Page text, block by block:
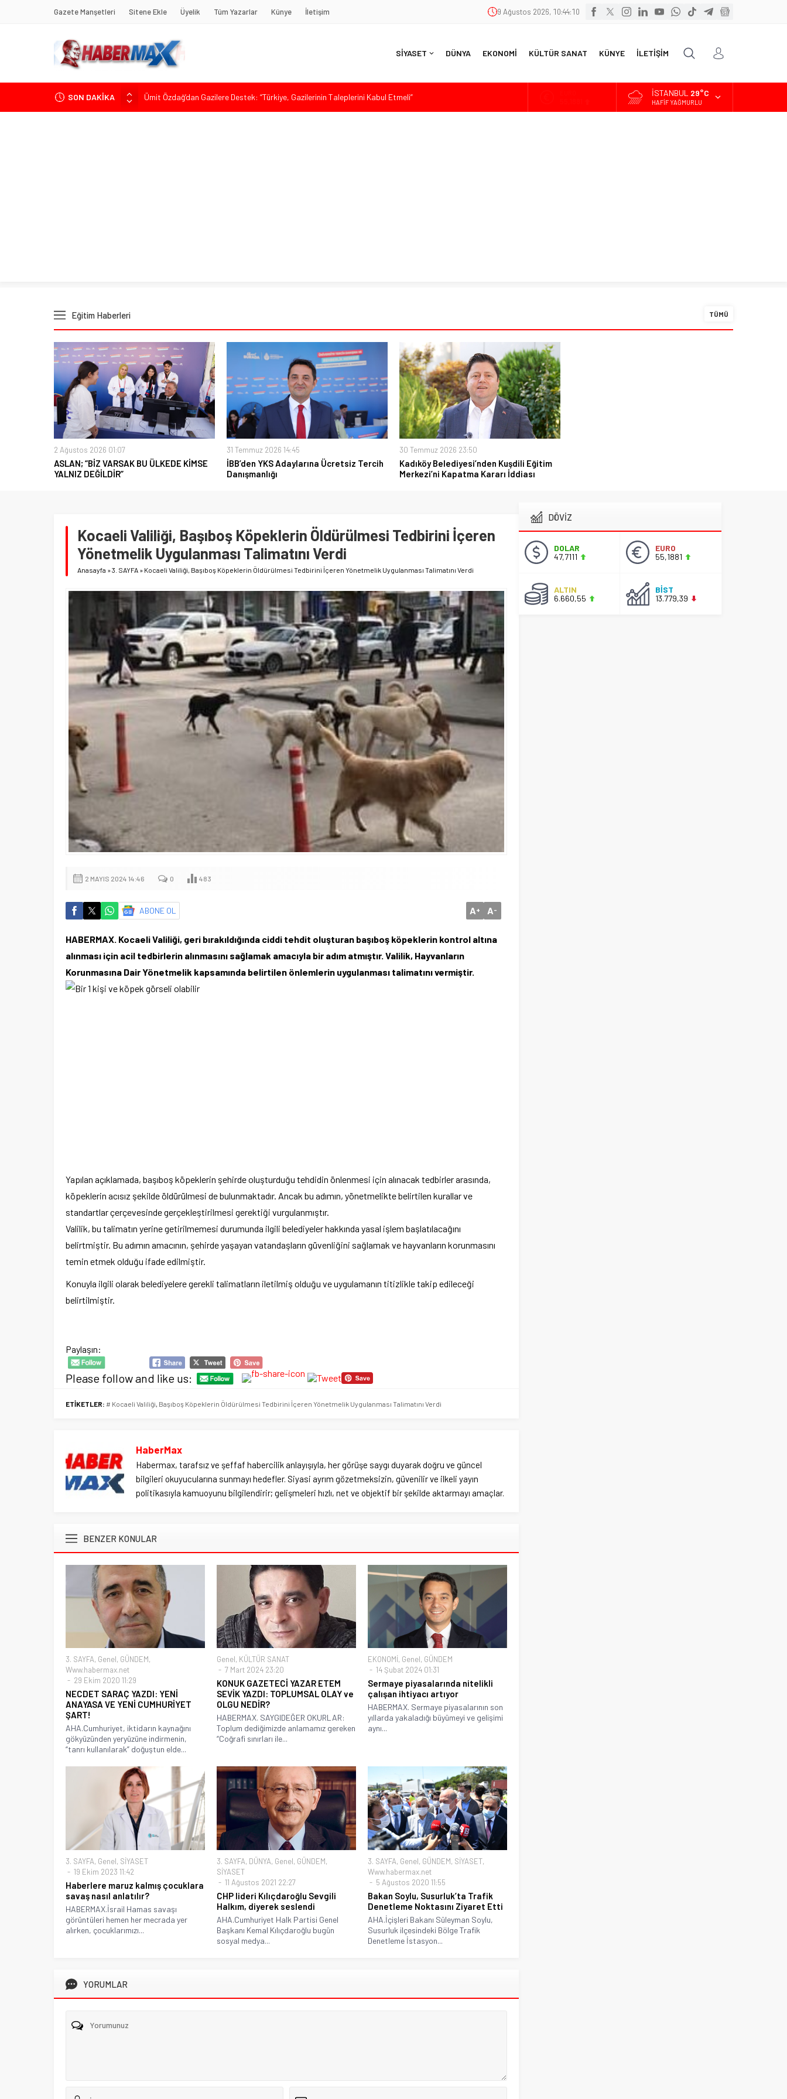
Gazete Manşetleri Sitene Ekle Üyelik Tüm Yazarlar Künye İletişim 9 Ağustos 2026, 10:44:11
SİYASET DÜNYA EKONOMİ KÜLTÜR SANAT KÜNYE İLETİŞİM
SON DAKİKA
Ümit Özdağ’dan Gazilere Destek: “Türkiye, Gazilerinin Taleplerini Kabul Etmeli”
TOKDEF Başkanı Fevzi Can Büşürüm’de Sert Konuştu: “Bu Toprakları Teslim Etmeyeceğiz”
İSTANBUL 29°C
HAFIF YAĞMURLU
Eğitim Haberleri TÜMÜ
2 Ağustos 2026 01:07
ASLAN; “BİZ VARSAK BU ÜLKEDE KİMSE
YALNIZ DEĞİLDİR”
31 Temmuz 2026 14:45
İBB’den YKS Adaylarına Ücretsiz Tercih
Danışmanlığı
30 Temmuz 2026 23:50
Kadıköy Belediyesi’nden Kuşdili Eğitim
Merkezi’ni Kapatma Kararı İddiası
Kocaeli Valiliği, Başıboş Köpeklerin Öldürülmesi Tedbirini İçeren
Yönetmelik Uygulanması Talimatını Verdi
Anasayfa »3. SAYFA » Kocaeli Valiliği, Başıboş Köpeklerin Öldürülmesi Tedbirini İçeren Yönetmelik Uygulanması Talimatını Verdi
2 MAYIS 2024 14:46 0 483
ABONE OL A+ A-
HABERMAX. Kocaeli Valiliği, geri bırakıldığında ciddi tehdit oluşturan başıboş köpeklerin kontrol altına
alınması için acil tedbirlerin alınmasını sağlamak amacıyla bir adım atmıştır. Valilik, Hayvanların
Korunmasına Dair Yönetmelik kapsamında belirtilen önlemlerin uygulanması talimatını vermiştir.
Yapılan açıklamada, başıboş köpeklerin şehirde oluşturduğu tehdidin önlenmesi için alınacak tedbirler arasında,
köpeklerin acısız şekilde öldürülmesi de bulunmaktadır. Ancak bu adımın, yönetmelikte belirtilen kurallar ve
standartlar çerçevesinde gerçekleştirilmesi gerektiği vurgulanmıştır.
Valilik, bu talimatın yerine getirilmemesi durumunda ilgili belediyeler hakkında yasal işlem başlatılacağını
belirtmiştir. Bu adımın amacının, şehirde yaşayan vatandaşların güvenliğini sağlamak ve hayvanların korunmasını
temin etmek olduğu ifade edilmiştir.
Konuyla ilgili olarak belediyelere gerekli talimatların iletilmiş olduğu ve uygulamanın titizlikle takip edileceği
belirtilmiştir.
Paylaşın:
Please follow and like us:
ETİKETLER: # Kocaeli Valiliği Başıboş Köpeklerin Öldürülmesi Tedbirini İçeren Yönetmelik Uygulanması Talimatını Verdi
HaberMax
Habermax, tarafsız ve şeffaf habercilik anlayışıyla, her görüşe saygı duyarak doğru ve güncel
bilgileri okuyucularına sunmayı hedefler. Siyasi ayrım gözetmeksizin, güvenilir ve ilkeli yayın
politikasıyla kamuoyunu bilgilendirir; gelişmeleri hızlı, net ve objektif bir şekilde aktarmayı amaçlar.
BENZER KONULAR
3. SAYFA, Genel, GÜNDEM,
Www.habermax.net
29 Ekim 2020 11:29
NECDET SARAÇ YAZDI: YENİ
ANAYASA VE YENİ CUMHURİYET
ŞART!
AHA.Cumhuriyet, iktidarın kaynağını
gökyüzünden yeryüzüne indirmenin,
“tanrı kullanılarak” doğuştun elde...
Genel, KÜLTÜR SANAT
7 Mart 2024 23:20
KONUK GAZETECİ YAZAR ETEM
SEVİK YAZDI: TOPLUMSAL OLAY ve
OLGU NEDİR?
HABERMAX. SAYGIDEĞER OKURLAR:
Toplum dediğimizde anlamamız gereken
“Coğrafi sınırları ile...
EKONOMİ, Genel, GÜNDEM
14 Şubat 2024 01:31
Sermaye piyasalarında nitelikli
çalışan ihtiyacı artıyor
HABERMAX. Sermaye piyasalarının son
yıllarda yakaladığı büyümeyi ve gelişimi
aynı...
3. SAYFA, Genel, SİYASET
19 Ekim 2023 11:42
Haberlere maruz kalmış çocuklara
savaş nasıl anlatılır?
HABERMAX.İsrail Hamas savaşı
görüntüleri hemen her mecrada yer
alırken, çocuklarımızı...
3. SAYFA, DÜNYA, Genel, GÜNDEM,
SİYASET
11 Ağustos 2021 22:27
CHP lideri Kılıçdaroğlu Sevgili
Halkım, diyerek seslendi
AHA.Cumhuriyet Halk Partisi Genel
Başkanı Kemal Kılıçdaroğlu bugün
sosyal medya...
3. SAYFA, Genel, GÜNDEM, SİYASET,
Www.habermax.net
5 Ağustos 2020 11:55
Bakan Soylu, Susurluk’ta Trafik
Denetleme Noktasını Ziyaret Etti
AHA.İçişleri Bakanı Süleyman Soylu,
Susurluk ilçesindeki Bölge Trafik
Denetleme İstasyon...
YORUMLAR
DÖVİZ
DOLAR
47,7111
EURO
55,1881
ALTIN
6.660,55
BİST
13.779,39